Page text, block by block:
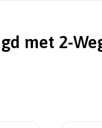
met 2-